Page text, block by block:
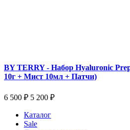
BY TERRY - Набор Hyaluronic
10г + Мист 10мл + Патчи)
6 500 ₽ 5 200 ₽
Каталог
Sale